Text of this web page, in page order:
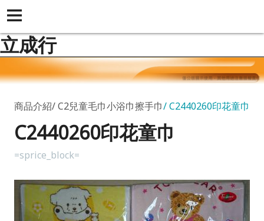
立成行
商品介紹 C2兒童毛巾小浴巾擦手巾 C2440260印花童巾
C2440260印花童巾
=sprice_block=